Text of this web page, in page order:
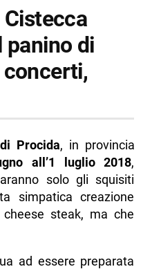
panino di
Procida, in provincia
all’1 luglio 2018,
solo gli squisiti
simpatica creazione
steak, ma che
ad essere preparata